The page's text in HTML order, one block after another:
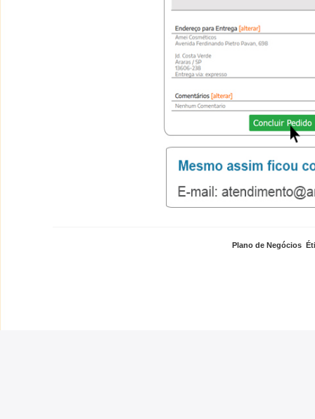
Plano de Negócios ,